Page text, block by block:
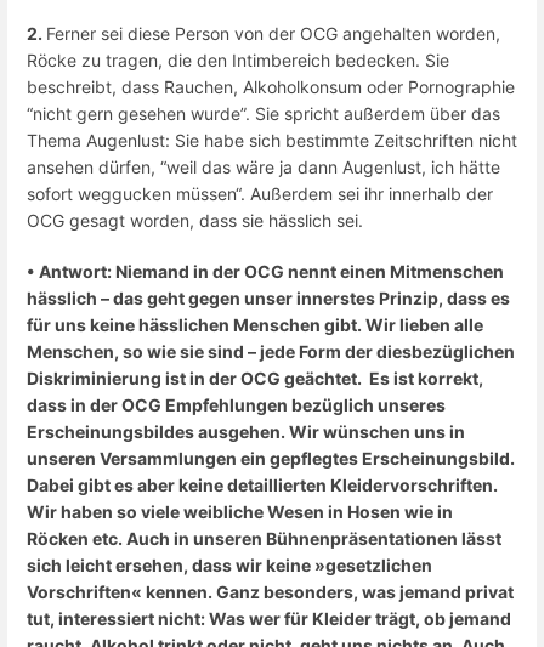
2. Ferner sei diese Person von der OCG angehalten worden,
Röcke zu tragen, die den Intimbereich bedecken. Sie
beschreibt, dass Rauchen, Alkoholkonsum oder Pornographie
“nicht gern gesehen wurde”. Sie spricht außerdem über das
Thema Augenlust: Sie habe sich bestimmte Zeitschriften nicht
ansehen dürfen, “weil das wäre ja dann Augenlust, ich hätte
sofort weggucken müssen“. Außerdem sei ihr innerhalb der
OCG gesagt worden, dass sie hässlich sei.
• Antwort: Niemand in der OCG nennt einen Mitmenschen
hässlich – das geht gegen unser innerstes Prinzip, dass es
für uns keine hässlichen Menschen gibt. Wir lieben alle
Menschen, so wie sie sind – jede Form der diesbezüglichen
Diskriminierung ist in der OCG geächtet. Es ist korrekt,
dass in der OCG Empfehlungen bezüglich unseres
Erscheinungsbildes ausgehen. Wir wünschen uns in
unseren Versammlungen ein gepflegtes Erscheinungsbild.
Dabei gibt es aber keine detaillierten Kleidervorschriften.
Wir haben so viele weibliche Wesen in Hosen wie in
Röcken etc. Auch in unseren Bühnenpräsentationen lässt
sich leicht ersehen, dass wir keine »gesetzlichen
Vorschriften« kennen. Ganz besonders, was jemand privat
tut, interessiert nicht: Was wer für Kleider trägt, ob jemand